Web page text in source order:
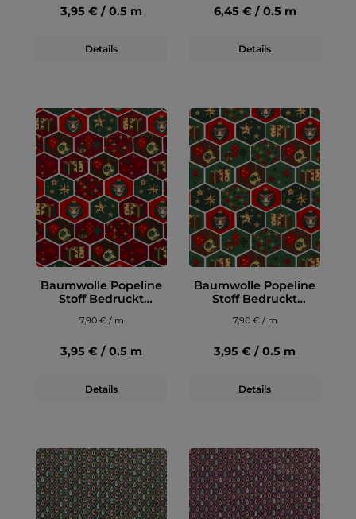
3,95 € / 0.5 m
Details
6,45 € / 0.5 m
Details
Baumwolle Popeline
Stoff Bedruckt
Weihnachten,
dunkelrot
7,90 € / m
3,95 € / 0.5 m
Details
Baumwolle Popeline
Stoff Bedruckt
Weihnachten, grün
7,90 € / m
3,95 € / 0.5 m
Details